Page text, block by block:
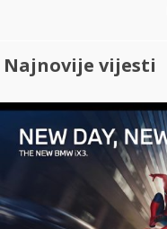
Najnovije vijesti